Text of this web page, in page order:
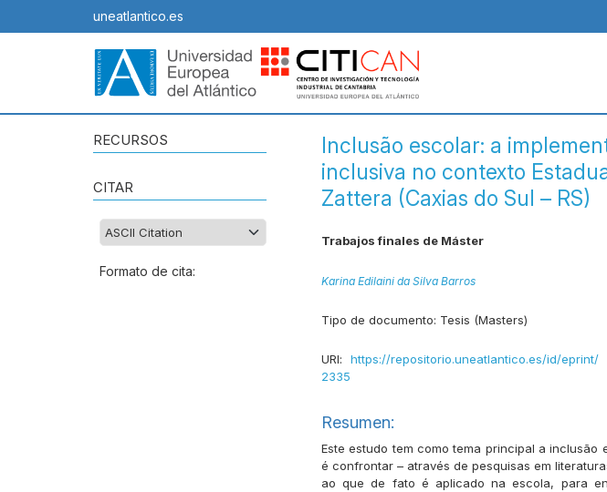
uneatlantico.es
RECURSOS
CITAR
Formato de cita:
Inclusão escolar: a
inclusiva no contexto
Zattera (Caxias do Sul – RS)
Trabajos finales de Máster
Karina Edilaini da Silva Barros
Tipo de documento: Tesis (Masters)
URI: https://repositorio.uneatlantico.es/id/eprint/
2335
Resumen:
Este estudo tem como tema principal a
é confrontar – através de pesquisas em
ao que de fato é aplicado na escola, para